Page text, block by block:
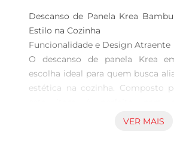
Descanso de Panela Krea
Estilo na Cozinha
Funcionalidade e Design Atraente
O descanso de panela Krea
escolha ideal para quem busca
estética na cozinha. Composto
superfícies de calor e umidade,
VER MAIS